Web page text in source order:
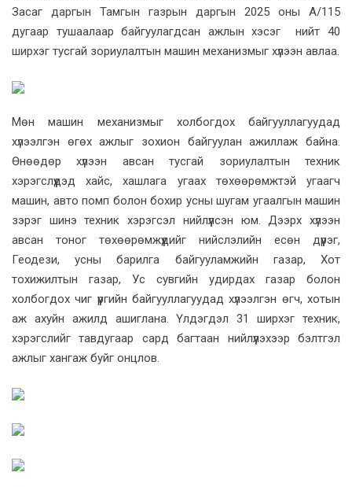
Засаг даргын Тамгын газрын даргын 2025 оны А/115
дугаар тушаалаар байгуулагдсан ажлын хэсэг нийт 40
ширхэг тусгай зориулалтын машин механизмыг хүлээн авлаа.
Мөн машин механизмыг холбогдох байгууллагуудад
хүлээлгэн өгөх ажлыг зохион байгуулан ажиллаж байна.
Өнөөдөр хүлээн авсан тусгай зориулалтын техник
хэрэгслүүдэд хайс, хашлага угаах төхөөрөмжтэй угаагч
машин, авто помп болон бохир усны шугам угаалгын машин
зэрэг шинэ техник хэрэгсэл нийлүүлсэн юм. Дээрх хүлээн
авсан тоног төхөөрөмжүүдийг нийслэлийн есөн дүүрэг,
Геодези, усны барилга байгууламжийн газар, Хот
тохижилтын газар, Ус сувгийн удирдах газар болон
холбогдох чиг үүргийн байгууллагуудад хүлээлгэн өгч, хотын
аж ахуйн ажилд ашиглана. Үлдэгдэл 31 ширхэг техник,
хэрэгслийг тавдугаар сард багтаан нийлүүлэхээр бэлтгэл
ажлыг хангаж буйг онцлов.